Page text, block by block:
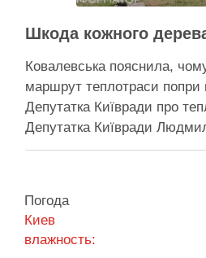
Поділитися у соцмережах:
Ковалевська пояснила,
маршрут теплотраси попри
Депутатка Київради про
Депутатка Київради
серпня прокоментувала
жителів через вирубку
необхідності забезпечити
будинків. …
Погода
Киев
влажность: